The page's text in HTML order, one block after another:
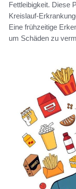
Fettleibigkeit. Diese
Kreislauf-
Eine frühzeitige
um Schäden zu